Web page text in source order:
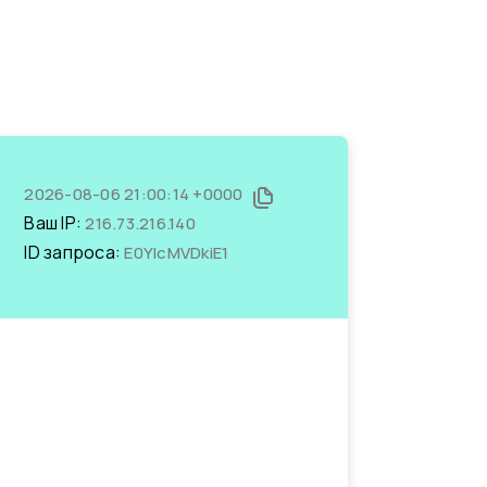
2026-08-06 21:00:14 +0000
Ваш IP:216.73.216.140
ID запроса:E0YIcMVDkiE1